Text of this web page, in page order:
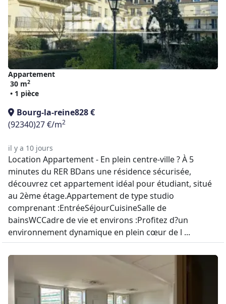
Appartement
30 m2
• 1 pièce
Bourg-la-reine828 €
(92340)27 €/m2
il y a 10 jours
Location Appartement - En plein centre-ville ? À 5
minutes du RER BDans une résidence sécurisée,
découvrez cet appartement idéal pour étudiant, situé
au 2ème étage.Appartement de type studio
comprenant :EntréeSéjourCuisineSalle de
bainsWCCadre de vie et environs :Profitez d?un
environnement dynamique en plein cœur de l ...